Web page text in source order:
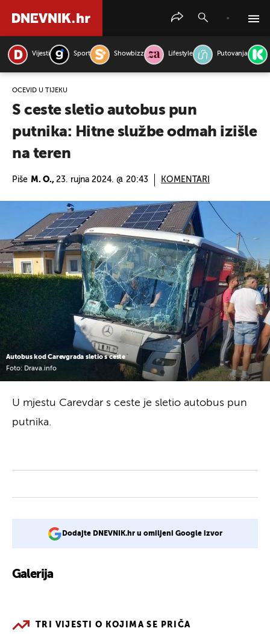
Vijesti Sport Showbizz Lifestyle Putovanja
OČEVID U TIJEKU
S ceste sletio autobus pun
putnika: Hitne službe odmah izišle
na teren
Piše M. O., 23. rujna 2024. @ 20:43 KOMENTARI
Autobus kod Carevgrada sletio s ceste
Foto: Drava.info
U mjestu Carevdar s ceste je sletio autobus pun
putnika.
Dodajte DNEVNIK.hr u omiljeni Google izvor
Galerija
TRI VIJESTI O KOJIMA SE PRIČA
PRETRAŽITE VIJESTI